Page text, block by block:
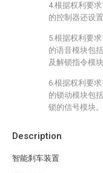
Description
智能刹车装置
4.根据权利要
的控制器还设
5.根据权利要
的语音模块包
及解锁指令模块
6.根据权利要
的锁动模块包
锁的信号模块。